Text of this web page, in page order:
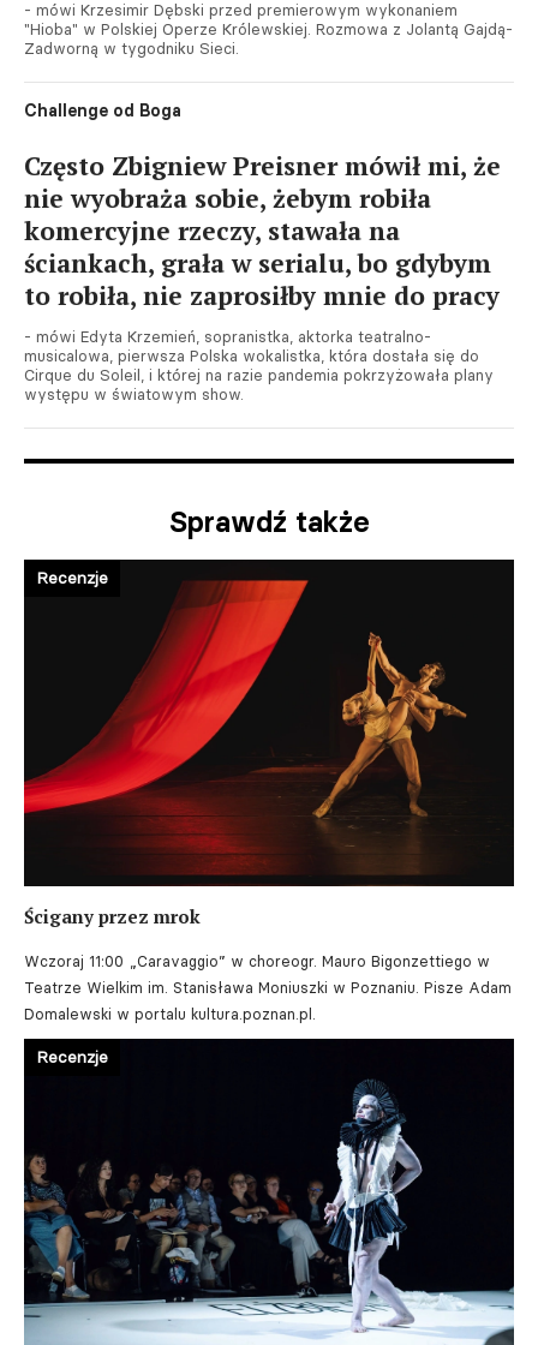
- mówi Krzesimir Dębski przed premierowym wykonaniem
"Hioba" w Polskiej Operze Królewskiej. Rozmowa z Jolantą Gajdą-
Zadworną w tygodniku Sieci.
Challenge od Boga
Często Zbigniew Preisner mówił mi, że
nie wyobraża sobie, żebym robiła
komercyjne rzeczy, stawała na
ściankach, grała w serialu, bo gdybym
to robiła, nie zaprosiłby mnie do pracy
- mówi Edyta Krzemień, sopranistka, aktorka teatralno-
musicalowa, pierwsza Polska wokalistka, która dostała się do
Cirque du Soleil, i której na razie pandemia pokrzyżowała plany
występu w światowym show.
Sprawdź także
Ścigany przez mrok
Wczoraj 11:00 „Caravaggio” w choreogr. Mauro Bigonzettiego w
Teatrze Wielkim im. Stanisława Moniuszki w Poznaniu. Pisze Adam
Domalewski w portalu kultura.poznan.pl.
Recenzje
Recenzje